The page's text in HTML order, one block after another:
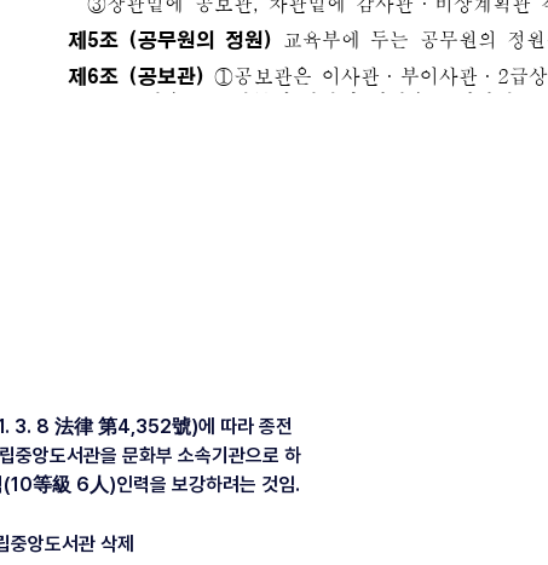
3. 8 法律 第4,352號)에 따라 종전
중앙도서관을 문화부 소속기관으로 하
(10等級 6人)인력을 보강하려는 것임.
중앙도서관 삭제